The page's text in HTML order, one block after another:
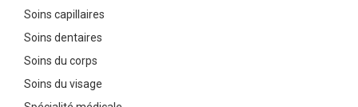
Soins capillaires
Soins dentaires
Soins du corps
Soins du visage